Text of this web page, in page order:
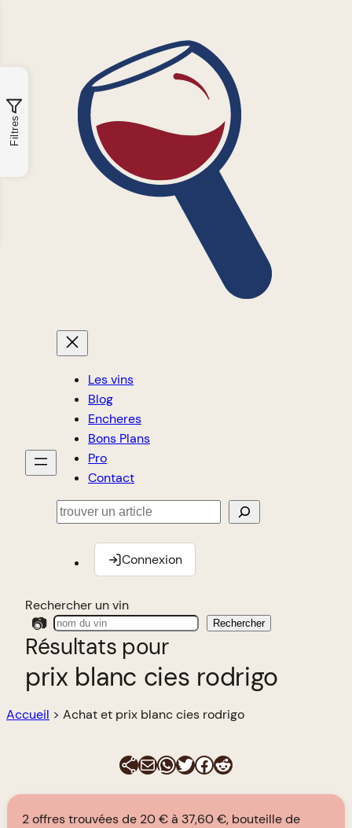
Les vins
Blog
Encheres
Bons Plans
Pro
Contact
Rechercher
Connexion
Rechercher un vin
📷 Rechercher
Résultats pour
prix blanc cies rodrigo
Accueil > Achat et prix blanc cies rodrigo
E-mailWhatsApp
Twitter
Facebook
Reddit
2 offres trouvées de 20 € à 37,60 €, bouteille de
Filtres